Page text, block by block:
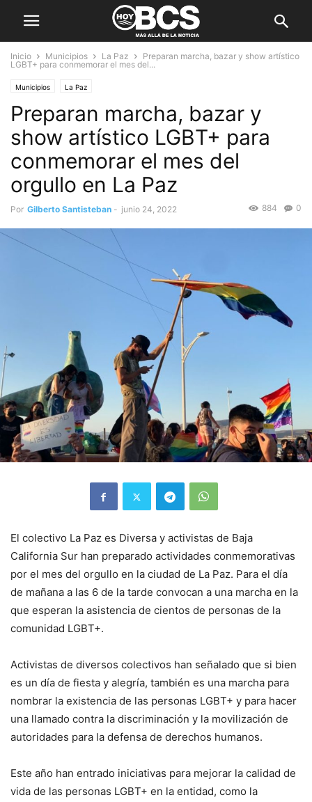
Inicio Municipios La Paz
Preparan marcha, bazar y show artístico
LGBT+ para conmemorar el mes del...
Municipios La Paz
Preparan marcha, bazar y
show artístico LGBT+ para
conmemorar el mes del
orgullo en La Paz
Por Gilberto Santisteban - junio 24, 2022 0
884
El colectivo La Paz es Diversa y activistas de Baja
California Sur han preparado actividades conmemorativas
por el mes del orgullo en la ciudad de La Paz. Para el día
de mañana a las 6 de la tarde convocan a una marcha en la
que esperan la asistencia de cientos de personas de la
comunidad LGBT+.
Activistas de diversos colectivos han señalado que si bien
es un día de fiesta y alegría, también es una marcha para
nombrar la existencia de las personas LGBT+ y para hacer
una llamado contra la discriminación y la movilización de
autoridades para la defensa de derechos humanos.
Este año han entrado iniciativas para mejorar la calidad de
vida de las personas LGBT+ en la entidad, como la